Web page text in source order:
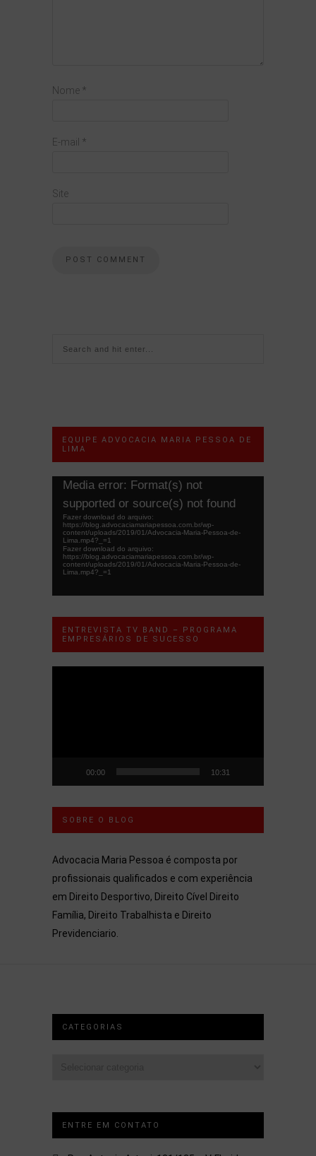
Nome *
E-mail *
Site
EQUIPE ADVOCACIA MARIA PESSOA DE
LIMA
Tocador
vídeo
Media error: Format(s) not
supported or source(s) not found
Fazer download do arquivo:
https://blog.advocaciamariapessoa.com.br/wp-
content/uploads/2019/01/Advocacia-Maria-Pessoa-de-
Lima.mp4?_=1
Fazer download do arquivo:
https://blog.advocaciamariapessoa.com.br/wp-
content/uploads/2019/01/Advocacia-Maria-Pessoa-de-
Lima.mp4?_=1
ENTREVISTA TV BAND – PROGRAMA
EMPRESÁRIOS DE SUCESSO
00:00 10:31
SOBRE O BLOG
Advocacia Maria Pessoa é composta por
profissionais qualificados e com experiência
em Direito Desportivo, Direito Cível Direito
Família, Direito Trabalhista e Direito
Previdenciario.
CATEGORIAS
ENTRE EM CONTATO